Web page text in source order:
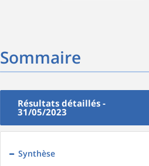
Sommaire
Résultats détaillés -
31/05/2023
Synthèse